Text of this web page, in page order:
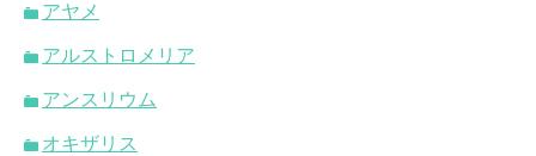
アヤメ
アルストロメリア
アンスリウム
オキザリス